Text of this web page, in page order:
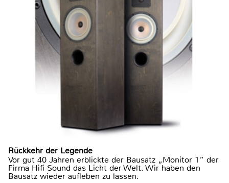
Rückkehr der Legende
Vor gut 40 Jahren erblickte der Bausatz „Monitor 1“ der
Firma Hifi Sound das Licht der Welt. Wir haben den
Bausatz wieder aufleben zu lassen.